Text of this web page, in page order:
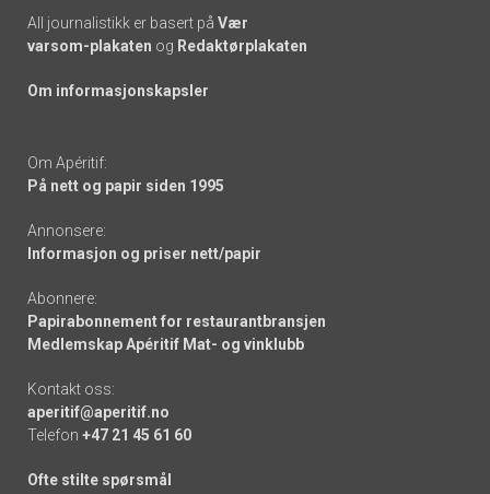
All journalistikk er basert på Vær
varsom-plakaten og Redaktørplakaten
Om informasjonskapsler
Om Apéritif:
På nett og papir siden 1995
Annonsere:
Informasjon og priser nett/papir
Abonnere:
Papirabonnement for restaurantbransjen
Medlemskap Apéritif Mat- og vinklubb
Kontakt oss:
aperitif@aperitif.no
Telefon +47 21 45 61 60
Ofte stilte spørsmål